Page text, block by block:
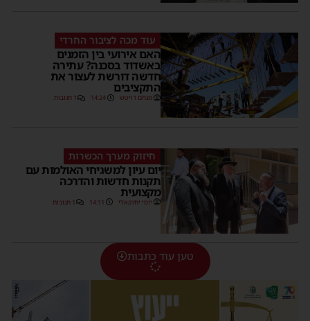
עוד מכה לציבור החרדי
האם אירועי בין הזמנים
באשדוד בסכנה? עתירה
חדשה דורשת לעצור את
התקציבים
מנחם דויטש 14:24 1 תגובות
חיזוק מערך הכשרות
יום עיון למשגיחי האולמות עם
תקנות חדשות והדרכה
מקצועית
יוסי יחזקאלי 14:11 1 תגובות
טען עוד כתבות